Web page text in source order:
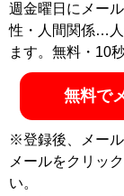
記事一覧へ
週金曜日にメー
性・人間関係…人
ます。無料・10
無料で
※登録後、メー
メールをクリッ
い。